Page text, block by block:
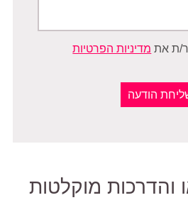
ת את מדיניות הפרטיות
והדרכות מוקלטות